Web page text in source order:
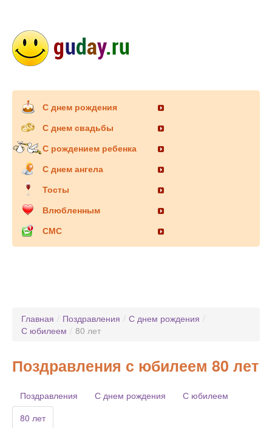
С днем рождения
С днем свадьбы
С рождением ребенка
С днем ангела
Тосты
Влюбленным
СМС
Главная / Поздравления / С днем рождения /
С юбилеем / 80 лет
Поздравления с юбилеем 80 лет
Поздравления С днем рождения
С юбилеем
80 лет